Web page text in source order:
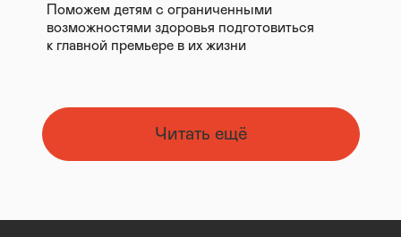
Поможем детям с ограниченными
возможностями здоровья подготовиться
к главной премьере в их жизни
Читать ещё